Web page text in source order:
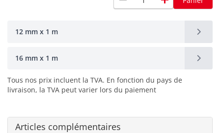
12 mm x 1 m
16 mm x 1 m
Tous nos prix incluent la TVA. En fonction du pays de
livraison, la TVA peut varier lors du paiement
Articles complémentaires